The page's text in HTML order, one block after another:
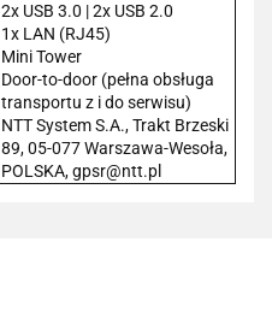
2x USB 3.0 | 2x USB 2.0
1x LAN (RJ45)
Mini Tower
Door-to-door (pełna obsługa
transportu z i do serwisu)
NTT System S.A., Trakt Brzeski
89, 05-077 Warszawa-Wesoła,
POLSKA, gpsr@ntt.pl